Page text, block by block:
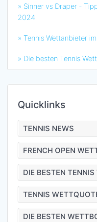
» Sinner vs Draper -
2024
» Tennis Wettanbieter
» Die besten Tennis
Quicklinks
TENNIS NEWS
FRENCH OPEN
DIE BESTEN
TENNIS
DIE BESTEN